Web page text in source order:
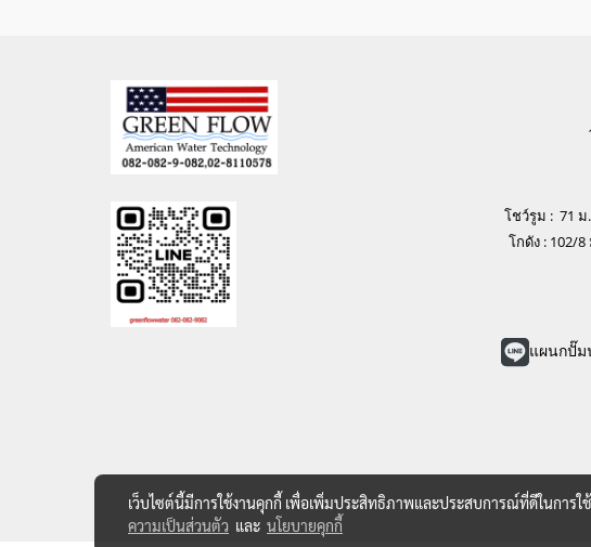
โชว์รูม : 71
โกดัง : 102/
แผนกปั๊
เว็บไซต์นี้มีการใช้งานคุกกี้ เพื่อเพิ่มประสิทธิภาพและประสบการณ์ที่ดีในการใ
ความเป็นส่วนตัว และ นโยบายคุกกี้